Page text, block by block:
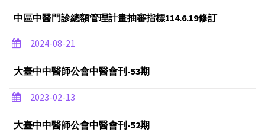
中區中醫門診總額管理計畫抽審指標114.6.19修訂
2024-08-21
大臺中中醫師公會中醫會刊-53期
2023-02-13
大臺中中醫師公會中醫會刊-52期